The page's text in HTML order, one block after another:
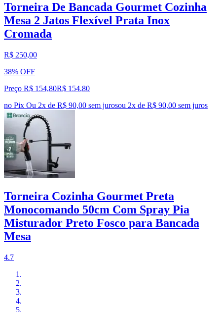
Torneira De Bancada Gourmet Cozinha
Mesa 2 Jatos Flexível Prata Inox
Cromada
R$ 250,00
38% OFF
Preço R$ 154,80R$ 154,80
no Pix Ou 2x de R$ 90,00 sem jurosou 2x de R$ 90,00 sem juros
Torneira Cozinha Gourmet Preta
Monocomando 50cm Com Spray Pia
Misturador Preto Fosco para Bancada
Mesa
4.7